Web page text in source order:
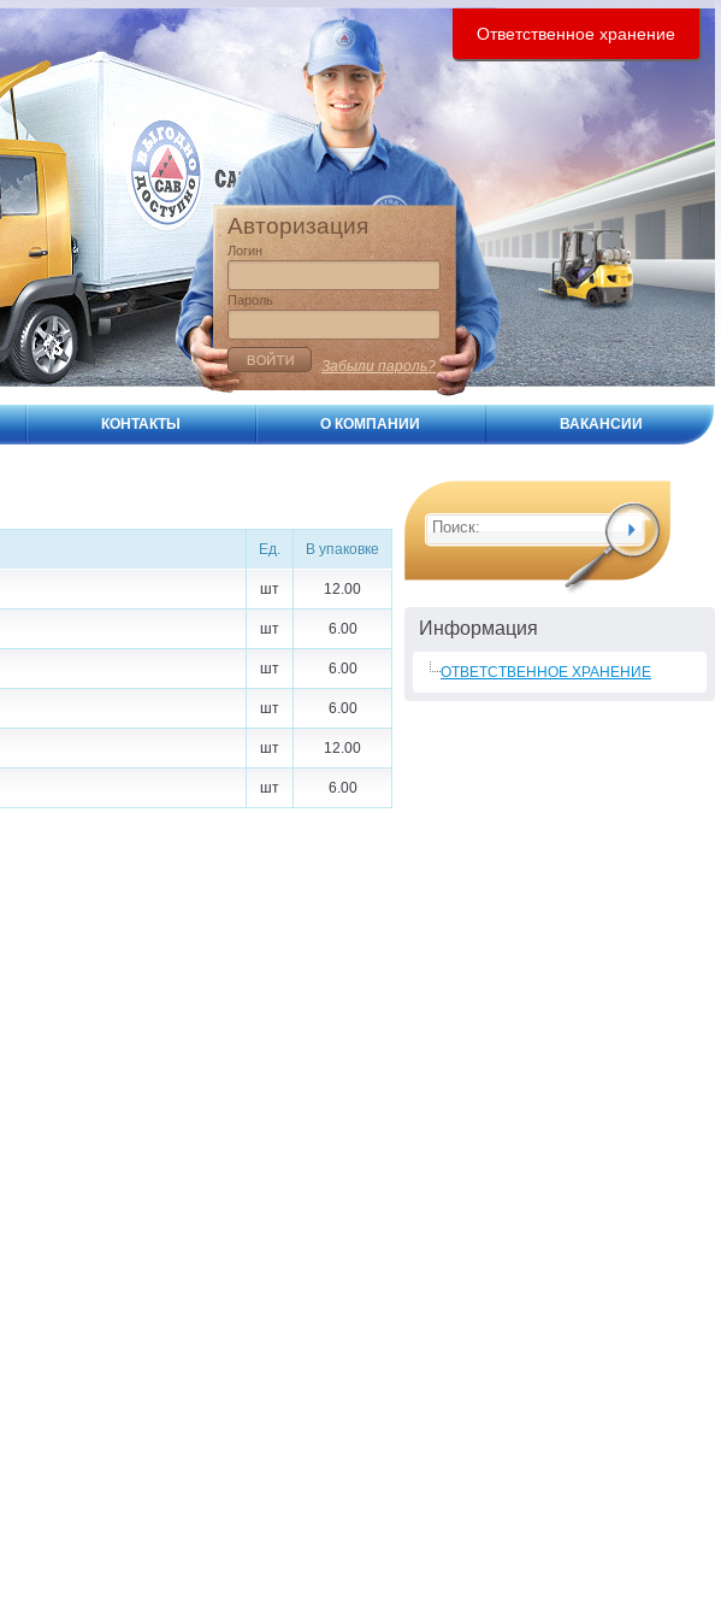
Авторизация
Логин
Пароль
Забыли пароль?
Ответственное хранение
КОНТАКТЫ О КОМПАНИИ ВАКАНСИИ
Ед. В упаковке
шт 12.00
шт 6.00
шт 6.00
шт 6.00
шт 12.00
шт 6.00
Информация
ОТВЕТСТВЕННОЕ ХРАНЕНИЕ